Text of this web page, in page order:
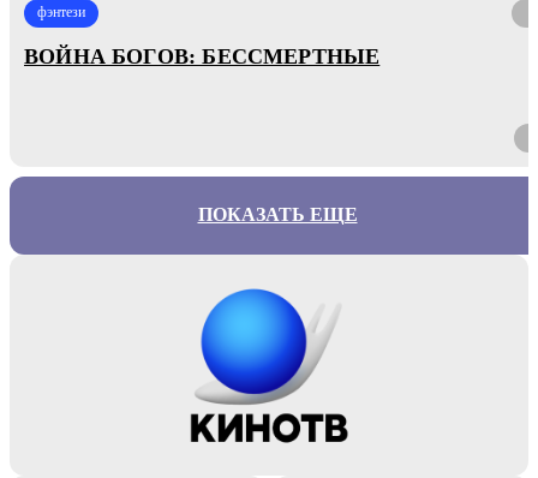
фэнтези
ВОЙНА БОГОВ: БЕССМЕРТНЫЕ
ПОКАЗАТЬ ЕЩЕ